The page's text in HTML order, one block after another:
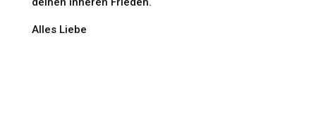
Alles Liebe